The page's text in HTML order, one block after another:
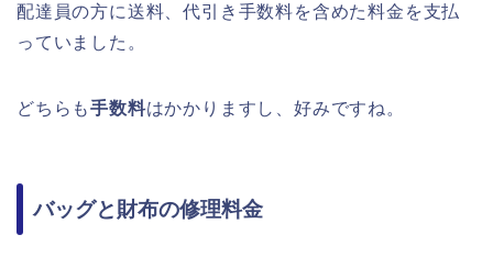
配達員の方に送料、代引き手数料を含めた料金を支払
っていました。
どちらも手数料はかかりますし、好みですね。
バッグと財布の修理料金